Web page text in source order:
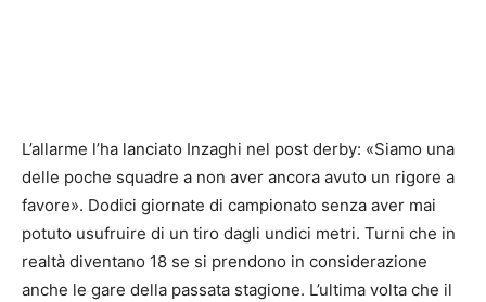
L’allarme l’ha lanciato Inzaghi nel post derby: «Siamo una
delle poche squadre a non aver ancora avuto un rigore a
favore». Dodici giornate di campionato senza aver mai
potuto usufruire di un tiro dagli undici metri. Turni che in
realtà diventano 18 se si prendono in considerazione
anche le gare della passata stagione. L’ultima volta che il